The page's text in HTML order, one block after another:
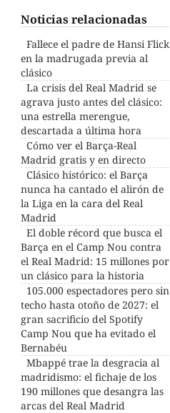
Noticias relacionadas
Fallece el padre de Hansi Flick
en la madrugada previa al
clásico
La crisis del Real Madrid se
agrava justo antes del clásico:
una estrella merengue,
descartada a última hora
Cómo ver el Barça-Real
Madrid gratis y en directo
Clásico histórico: el Barça
nunca ha cantado el alirón de
la Liga en la cara del Real
Madrid
El doble récord que busca el
Barça en el Camp Nou contra
el Real Madrid: 15 millones por
un clásico para la historia
105.000 espectadores pero sin
techo hasta otoño de 2027: el
gran sacrificio del Spotify
Camp Nou que ha evitado el
Bernabéu
Mbappé trae la desgracia al
madridismo: el fichaje de los
190 millones que desangra las
arcas del Real Madrid